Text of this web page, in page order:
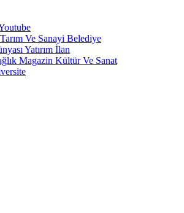
Tarım Ve Sanayi Belediye
Yatırım İlan
Magazin Kültür Ve Sanat